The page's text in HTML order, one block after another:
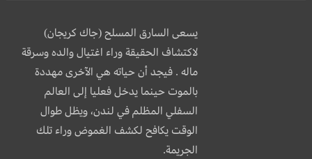
يسعى السارق المسلح (جاك كريجان)
لاكتشاف الحقيقة وراء اغتيال والده وسرقة
ماله . فيجد أن حياته هي الآخرى مهددة
بالموت حينما يدخل فعليا إلى العالم
السفلي المظلم في لندن، ويظل طوال
الوقت يكافح لكشف الغموض وراء تلك
الجريمة.